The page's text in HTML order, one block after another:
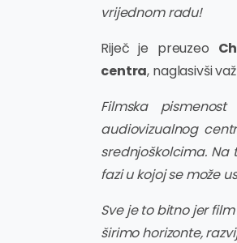
vrijednom radu!
Riječ je preuzeo
centra, naglasivši
Filmska
audiovizualnog
srednjoškolcima.
fazi u kojoj se može
Sve je to bitno jer
širimo horizonte,